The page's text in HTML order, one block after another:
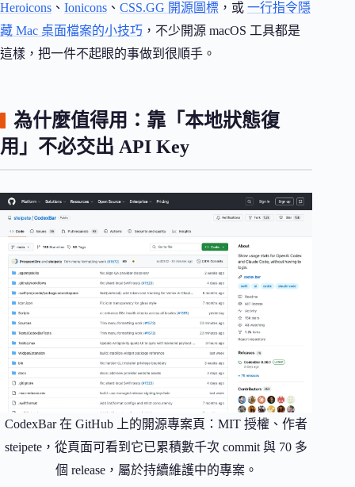
Heroicons 、 Ionicons 、 CSS.GG 開源圖標 ，或 一行指令隱
藏 Mac 桌面檔案的小技巧 ，不少開源 macOS 工具都是
這樣，把一件不起眼的事做到很順手。
為什麼值得用：靠「本地狀態復
用」不必交出 API Key
CodexBar 在 GitHub 上的開源專案頁：MIT 授權、作者
steipete，從頁面可看到它已累積數千次 commit 與 70 多
個 release，屬於持續維護中的專案。